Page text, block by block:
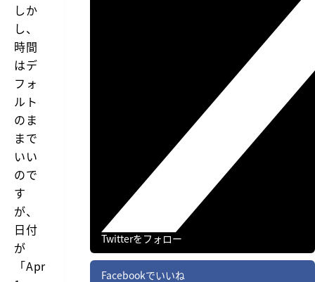
しか
し、
時間
はデ
フォ
ルト
のま
まで
いい
ので
す
が、
日付
が
「Apr
Twitterをフォロー
Facebookでいいね